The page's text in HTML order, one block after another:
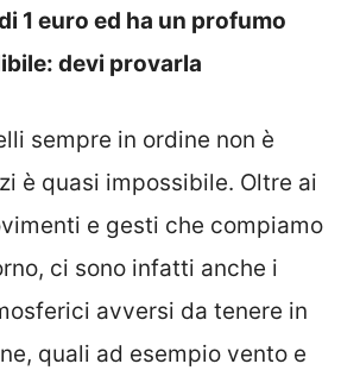
1 euro ed ha un profumo
devi provarla
sempre in ordine non è
è quasi impossibile. Oltre ai
e gesti che compiamo
ci sono infatti anche i
avversi da tenere in
quali ad esempio vento e